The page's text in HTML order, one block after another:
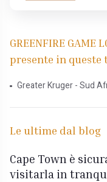
GREENFIRE GAME
presente in
Greater Kruger - Sud
Le ultime dal blog
Cape Town è
visitarla in